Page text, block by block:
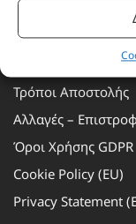
Πρόγραμμα
Επικοινωνία
Τρόποι Πληρωμής
Τρόποι Αποστολής
Αλλαγές –
Όροι Χρήσης GDPR
Cookie Policy (EU)
Privacy Statement